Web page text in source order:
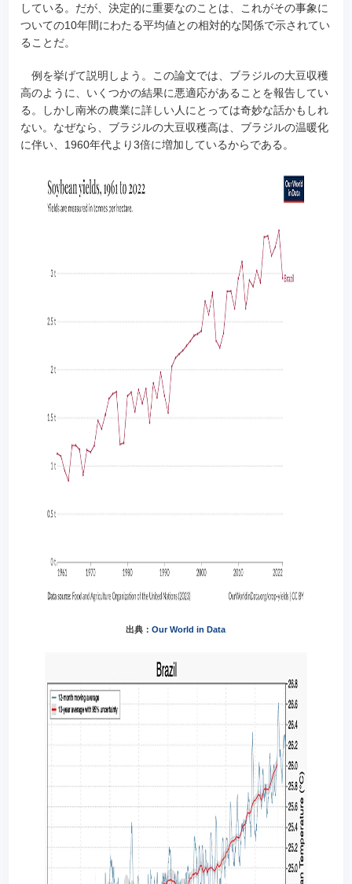
している。だが、決定的に重要なのことは、これがその事象に
ついての10年間にわたる平均値との相対的な関係で示されてい
ることだ。
例を挙げて説明しよう。この論文では、ブラジルの大豆収穫
高のように、いくつかの結果に悪適応があることを報告してい
る。しかし南米の農業に詳しい人にとっては奇妙な話かもしれ
ない。なぜなら、ブラジルの大豆収穫高は、ブラジルの温暖化
に伴い、1960年代より3倍に増加しているからである。
出典：Our World in Data